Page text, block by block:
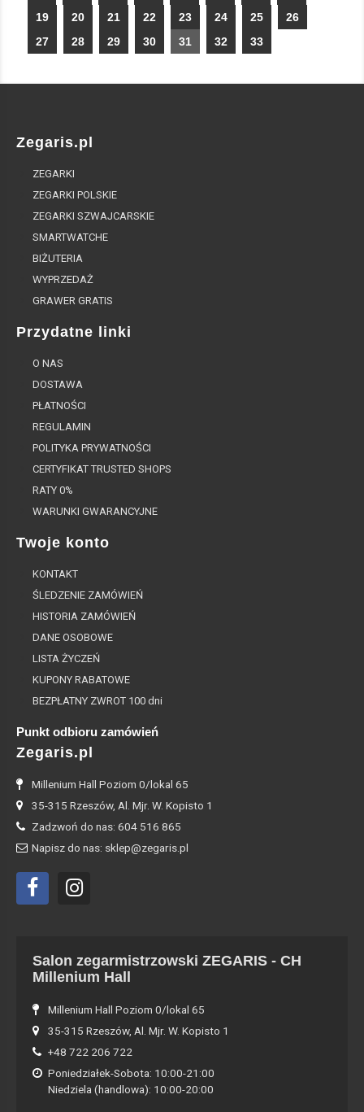
19
20 21 22 23 24 25
26
27
28 29 30 31 32 33
Zegaris.pl
ZEGARKI
ZEGARKI POLSKIE
ZEGARKI SZWAJCARSKIE
SMARTWATCHE
BIŻUTERIA
WYPRZEDAŻ
GRAWER GRATIS
Przydatne linki
O NAS
DOSTAWA
PŁATNOŚCI
REGULAMIN
POLITYKA PRYWATNOŚCI
CERTYFIKAT TRUSTED SHOPS
RATY 0%
WARUNKI GWARANCYJNE
Twoje konto
KONTAKT
ŚLEDZENIE ZAMÓWIEŃ
HISTORIA ZAMÓWIEŃ
DANE OSOBOWE
LISTA ŻYCZEŃ
KUPONY RABATOWE
BEZPŁATNY ZWROT 100 dni
Punkt odbioru zamówień
Zegaris.pl
Millenium Hall Poziom 0/lokal 65
35-315 Rzeszów, Al. Mjr. W. Kopisto 1
Zadzwoń do nas: 604 516 865
Napisz do nas: sklep@zegaris.pl
Salon zegarmistrzowski ZEGARIS - CH
Millenium Hall
Millenium Hall Poziom 0/lokal 65
35-315 Rzeszów, Al. Mjr. W. Kopisto 1
+48 722 206 722
Poniedziałek-Sobota: 10:00-21:00
Niedziela (handlowa): 10:00-20:00